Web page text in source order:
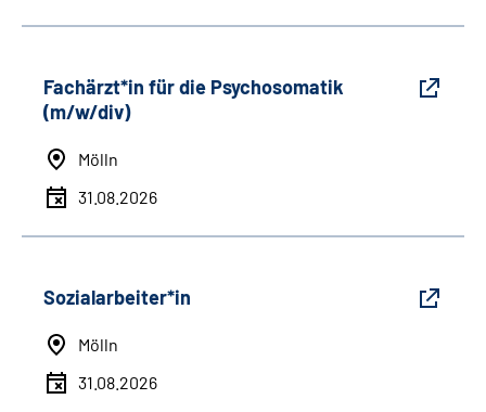
Fachärzt*in für die Psychosomatik
(m/w/div)
Mölln
31.08.2026
Sozialarbeiter*in
Mölln
31.08.2026